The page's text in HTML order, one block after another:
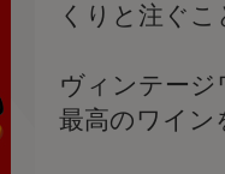
くりと注ぐ
ヴィンテー
最高のワイン